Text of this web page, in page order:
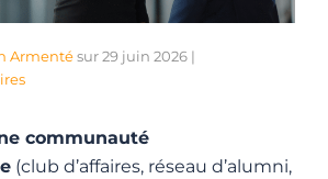
Armentésur29 juin 2026 |
communauté
(club d’affaires, réseau d’alumni,